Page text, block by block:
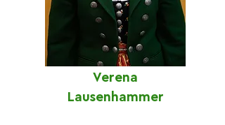
Verena
Lausenhammer